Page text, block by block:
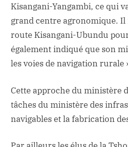
Kisangani-Yangambi, ce qui
grand centre agronomique.
route Kisangani-Ubundu
également indiqué que son
les voies de navigation rurale
Cette approche du ministère
tâches du ministère des
navigables et la fabrication